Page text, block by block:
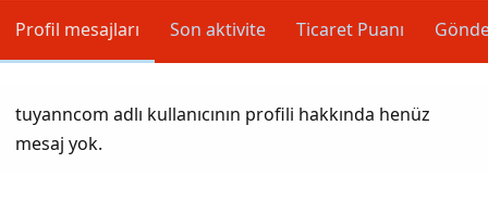
Profil mesajları Son aktivite Ticaret Puanı
tuyanncom adlı kullanıcının profili hakkında henüz
mesaj yok.